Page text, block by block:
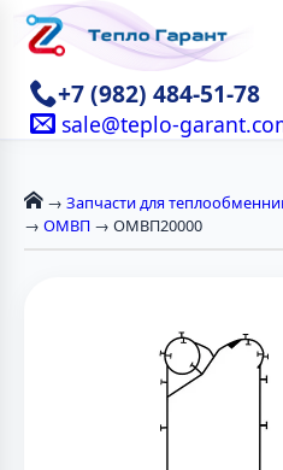
+7 (982) 484-51-78
sale@teplo-
→ Запчасти для
→ ОМВП → ОМВП20000